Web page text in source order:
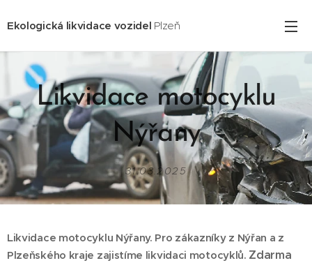
Ekologická likvidace vozidel Plzeň
Likvidace motocyklu
Nýřany
31.03.2025
Likvidace motocyklu Nýřany. Pro zákazníky z Nýřan a z
Plzeňského kraje zajistíme likvidaci motocyklů. Zdarma